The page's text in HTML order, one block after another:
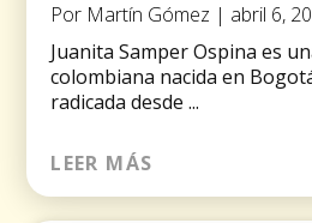
Por Martín Gómez | abril 6,
Juanita Samper Ospina es
colombiana nacida en
radicada desde ...
LEER MÁS